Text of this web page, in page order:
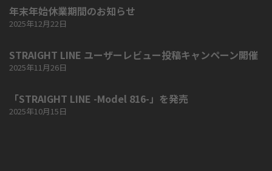
年末年始休業期間のお知らせ
2025年12月22日
STRAIGHT LINE ユーザーレビュー投稿キャンペーン開催
2025年11月26日
「STRAIGHT LINE -Model 816-」を発売
2025年10月15日